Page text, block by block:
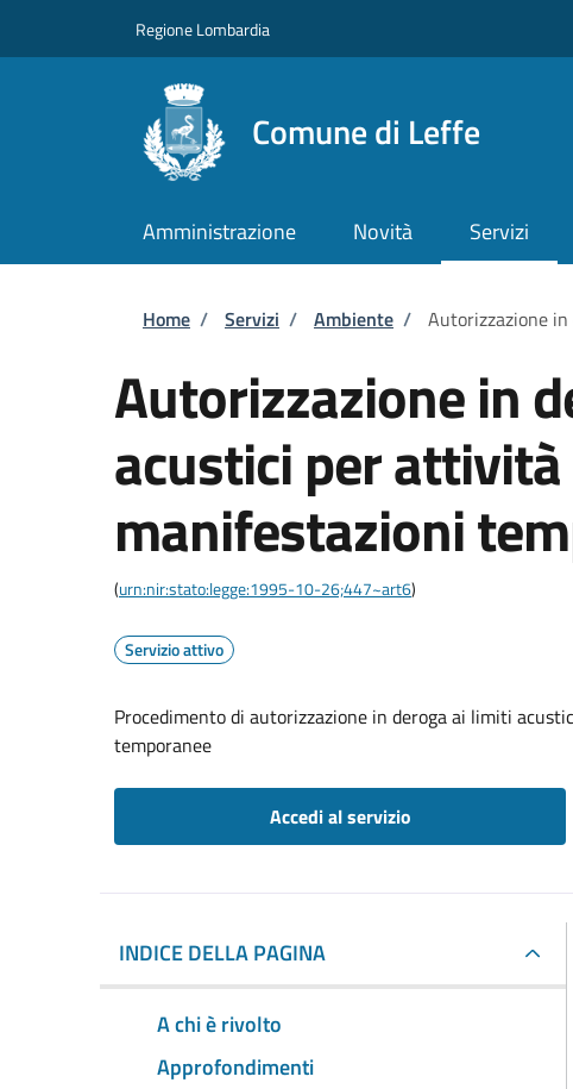
Regione Lombardia
Comune di Leffe
Amministrazione Novità Servizi
Briciole di pane
Home / Servizi / Ambiente / Autorizzazione
Autorizzazione in
acustici per
manifestazioni
(urn:nir:stato:legge:1995-10-26;447~art6)
Servizio attivo
Procedimento di autorizzazione in deroga ai limiti
temporanee
Accedi al servizio
INDICE DELLA PAGINA
A chi è rivolto
Approfondimenti